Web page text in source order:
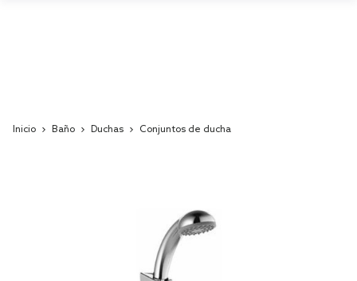
Inicio Baño Duchas Conjuntos de ducha